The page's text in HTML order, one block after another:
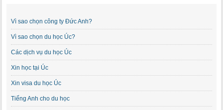
Vì sao chọn công ty Đức Anh?
Vì sao chọn du học Úc?
Các dịch vụ du học Úc
Xin học tại Úc
Xin visa du học Úc
Tiếng Anh cho du học